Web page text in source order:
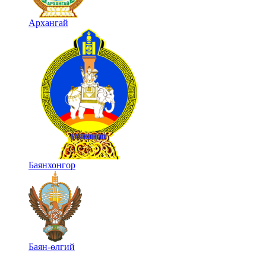
Архангай
Баянхонгор
Баян-өлгий